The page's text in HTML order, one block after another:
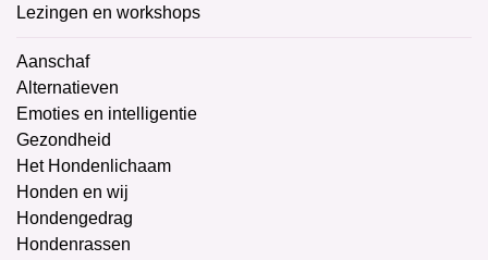
Lezingen en workshops
Aanschaf
Alternatieven
Emoties en intelligentie
Gezondheid
Het Hondenlichaam
Honden en wij
Hondengedrag
Hondenrassen